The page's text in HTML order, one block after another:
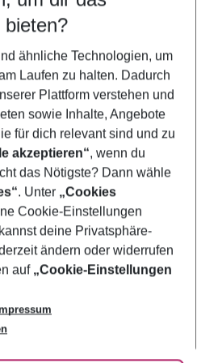
8 Nächte
anzeigen
bieten?
ähnliche Technologien, um
Laufen zu halten. Dadurch
Plattform verstehen und
sowie Inhalte, Angebote
für dich relevant sind und zu
akzeptieren“, wenn du
das Nötigste? Dann wähle
. Unter „Cookies
Cookie-Einstellungen
deine Privatsphäre-
ändern oder widerrufen
auf „Cookie-Einstellungen